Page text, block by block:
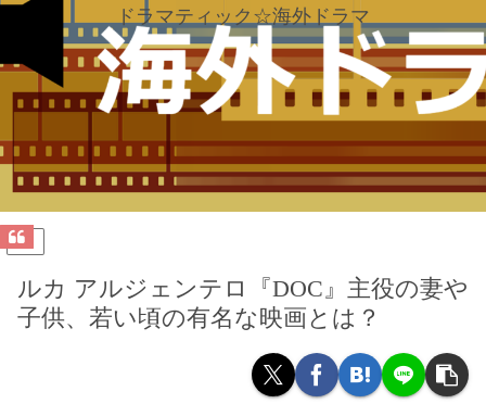
ドラマティック☆海外ドラマ
PR
ルカ アルジェンテロ『DOC』主役の妻や
子供、若い頃の有名な映画とは？